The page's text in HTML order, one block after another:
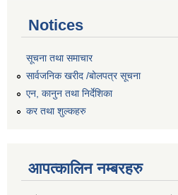
Notices
सूचना तथा समाचार
सार्वजनिक खरीद /बोलपत्र सूचना
एन, कानुन तथा निर्देशिका
कर तथा शुल्कहरु
आपत्कालिन नम्बरहरु